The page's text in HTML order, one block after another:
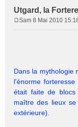
Utgard, la
g
e
Sam 8 Mai 2010
Dans la mythologie
l'énorme
était faite de
maître des lieux
extérieure).